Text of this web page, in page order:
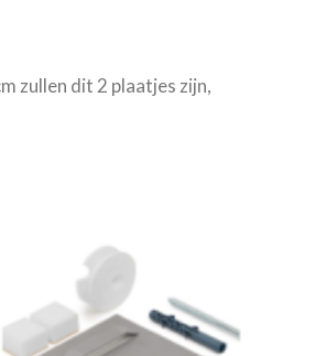
zullen dit 2 plaatjes zijn,